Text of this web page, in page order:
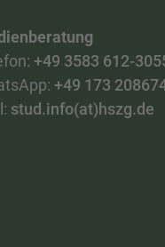
+49 3583 612-
+49 173
stud.info(at)hszg.de